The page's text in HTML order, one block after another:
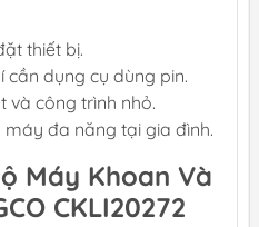
thiết bị.
cần dụng cụ dùng pin.
và công trình nhỏ.
đa năng tại gia đình.
Máy Khoan Và
CKLI20272